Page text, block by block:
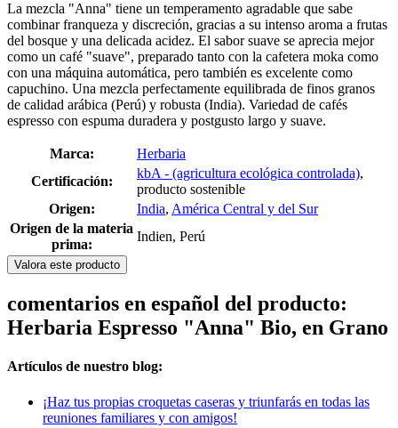
La mezcla "Anna" tiene un temperamento agradable que sabe
combinar franqueza y discreción, gracias a su intenso aroma a frutas
del bosque y una delicada acidez. El sabor suave se aprecia mejor
como un café "suave", preparado tanto con la cafetera moka como
con una máquina automática, pero también es excelente como
capuchino. Una mezcla perfectamente equilibrada de finos granos
de calidad arábica (Perú) y robusta (India). Variedad de cafés
espresso con espuma duradera y postgusto largo y suave.
Marca:
Herbaria
Certificación:
kbA - (agricultura ecológica controlada),
producto sostenible
Origen:
India, América Central y del Sur
Origen de la materia
prima:
Indien, Perú
Valora este producto
comentarios en español del producto:
Herbaria Espresso "Anna" Bio, en Grano
Artículos de nuestro blog:
¡Haz tus propias croquetas caseras y triunfarás en todas las
reuniones familiares y con amigos!